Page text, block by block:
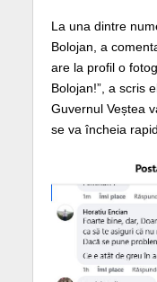
La una dintre
Bolojan, a
are la profil o
Bolojan!”, a scris
Guvernul Veștea
se va încheia